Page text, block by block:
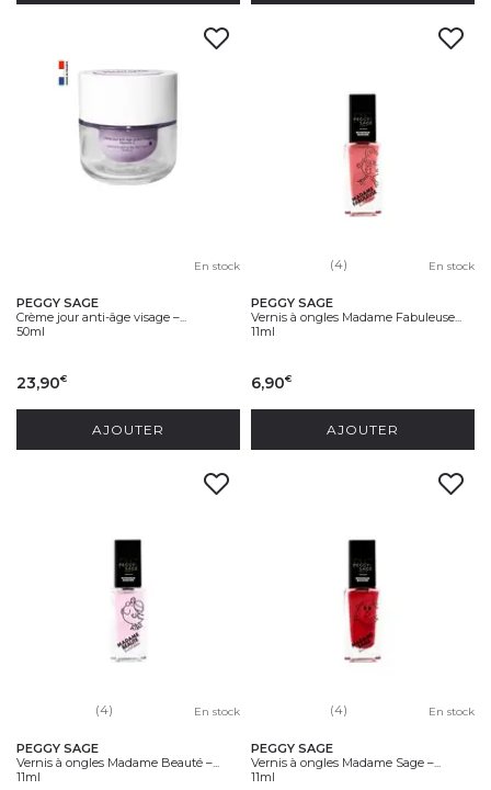
En stock
PEGGY SAGE
Crème jour anti-âge visage –...
50ml
23,90€
AJOUTER
(4) En stock
PEGGY SAGE
Vernis à ongles Madame Fabuleuse...
11ml
6,90€
AJOUTER
(4) En stock
PEGGY SAGE
Vernis à ongles Madame Beauté –...
11ml
(4) En stock
PEGGY SAGE
Vernis à ongles Madame Sage –...
11ml